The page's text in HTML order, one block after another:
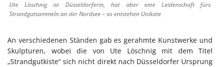
Ute Löschnig ist Düsseldorferin, hat aber eine Leidenschaft fürs
Strandgutsammeln an der Nordsee – so entstehen Unikate
An verschiedenen Ständen gab es gerahmte Kunstwerke und
Skulpturen, wobei die von Ute Löschnig mit dem Titel
„Strandgutkiste“ sich nicht direkt nach Düsseldorfer Ursprung